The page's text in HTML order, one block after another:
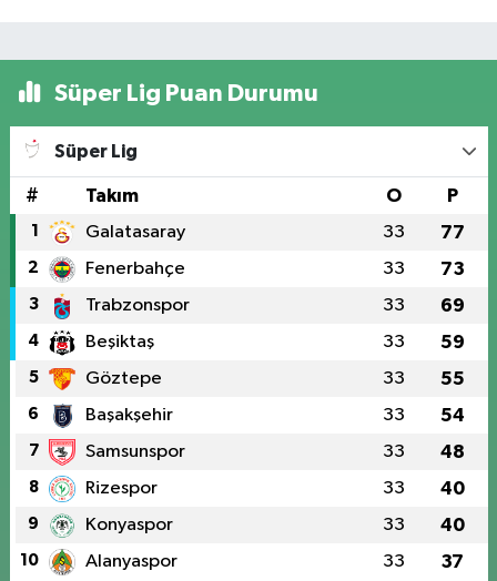
Süper Lig Puan Durumu
Süper Lig
# Takım O P
1 Galatasaray 33 77
2 Fenerbahçe 33 73
3 Trabzonspor 33 69
4 Beşiktaş 33 59
5 Göztepe 33 55
6 Başakşehir 33 54
7 Samsunspor 33 48
8 Rizespor 33 40
9 Konyaspor 33 40
10 Alanyaspor 33 37